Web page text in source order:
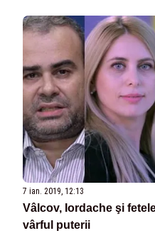
7 ian. 2019, 12:13
Vâlcov, Iordache şi
vârful puterii